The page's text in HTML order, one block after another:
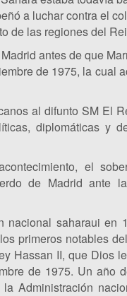
a luchar contra el
de las regiones del
antes de que
de 1975, la cual
al difunto SM El
diplomáticas y
el
de Madrid ante
saharaui en
primeros notables
Hassan II, que Dios
de 1975. Un año
Administración